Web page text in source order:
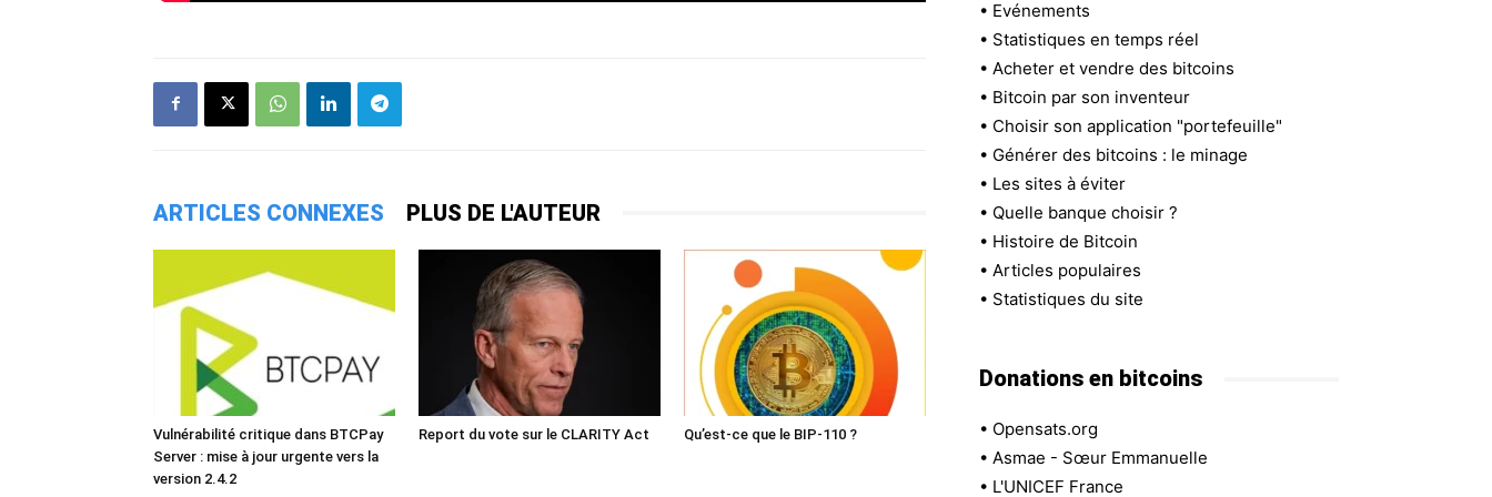
ARTICLES CONNEXES PLUS DE L'AUTEUR
Vulnérabilité critique dans BTCPay
Server : mise à jour urgente vers la
version 2.4.2
Report du vote sur le CLARITY Act Qu’est-ce que le BIP-110 ?
• Evénements
• Statistiques en temps réel
• Acheter et vendre des bitcoins
• Bitcoin par son inventeur
• Choisir son application "portefeuille"
• Générer des bitcoins : le minage
• Les sites à éviter
• Quelle banque choisir ?
• Histoire de Bitcoin
• Articles populaires
• Statistiques du site
Donations en bitcoins
• Opensats.org
• Asmae - Sœur Emmanuelle
• L'UNICEF France